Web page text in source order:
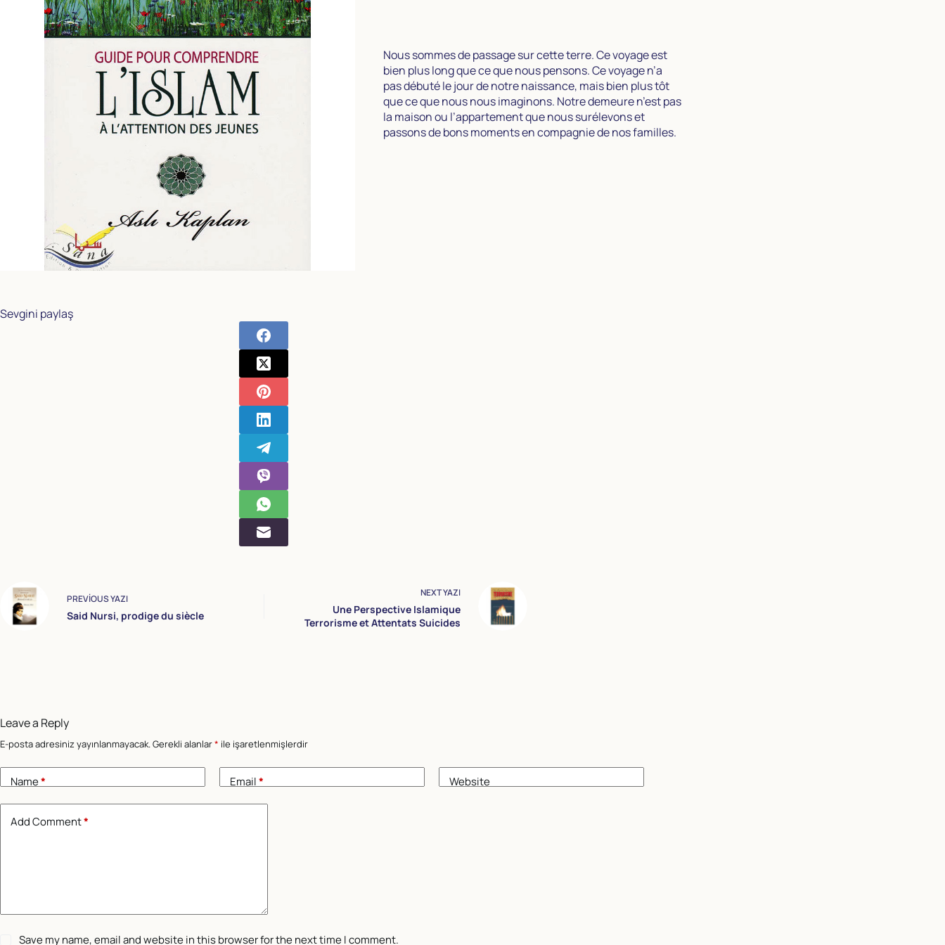
Nous sommes de passage sur cette terre. Ce voyage est
bien plus long que ce que nous pensons. Ce voyage n’a
pas débuté le jour de notre naissance, mais bien plus tôt
que ce que nous nous imaginons. Notre demeure n’est pas
la maison ou l’appartement que nous surélevons et
passons de bons moments en compagnie de nos familles.
Sevgini paylaş
PREVIOUSYAZI
Said Nursi, prodige du siècle
NEXTYAZI
Une Perspective Islamique
Terrorisme et Attentats Suicides
Leave a Reply
E-posta adresiniz yayınlanmayacak.Gerekli alanlar* ile işaretlenmişlerdir
Name* Email* Website
Add Comment*
Save my name, email and website in this browser for the next time I comment.